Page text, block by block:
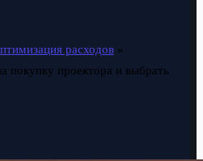
расходов
покупку проектора и выбрать